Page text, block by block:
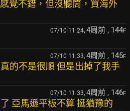
覺不錯，但沒聽筒，買海外
07/10 11:24, 4周前 , 144F
07/10 11:33, 4周前 , 145F
的不是很順 但是出掉了我手
07/10 11:33, 4周前 , 146F
亞馬遜平板不算 挺猶豫的